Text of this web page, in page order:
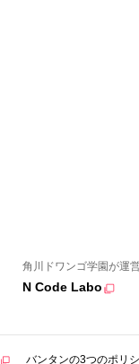
角川ドワンゴ学園が運
N Code Labo
バンタンの3つのポリ